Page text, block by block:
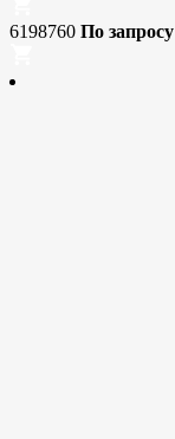
6198760 По запросу